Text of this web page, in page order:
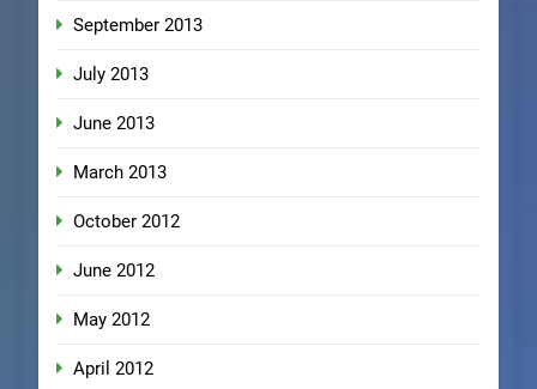
September 2013
July 2013
June 2013
March 2013
October 2012
June 2012
May 2012
April 2012